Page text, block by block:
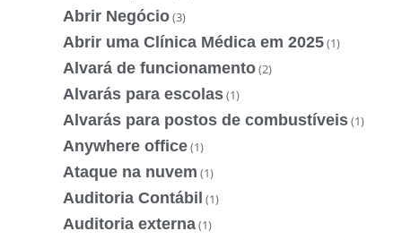
Abrir Negócio(3)
Abrir uma Clínica Médica em 2025(1)
Alvará de funcionamento(2)
Alvarás para escolas(1)
Alvarás para postos de combustíveis(1)
Anywhere office(1)
Ataque na nuvem (1)
Auditoria Contábil (1)
Auditoria externa(1)